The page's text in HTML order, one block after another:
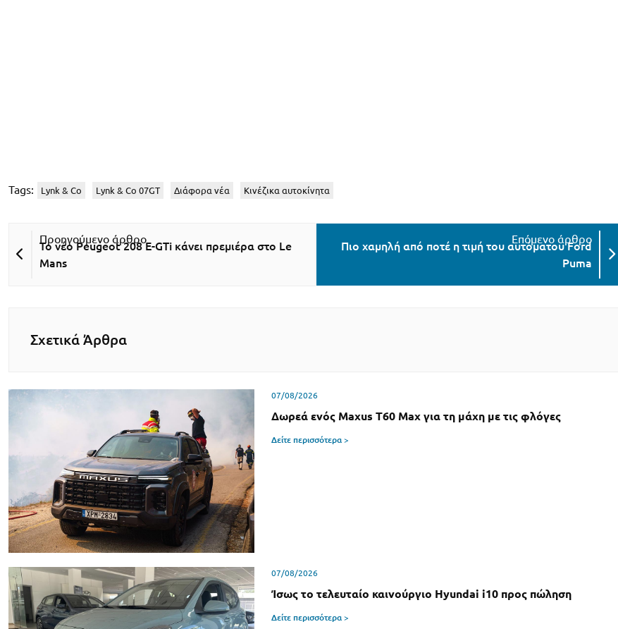
Tags: Lynk & Co Lynk & Co 07GT Διάφορα νέα Κινέζικα αυτοκίνητα
Το νέο Peugeot 208 E-GTi κάνει πρεμιέρα στο Le
Mans
Πιο χαμηλή από ποτέ η τιμή του αυτόματου Ford
Puma
Σχετικά Άρθρα
07/08/2026
Δωρεά ενός Maxus T60 Max για τη μάχη με τις φλόγες
Δείτε περισσότερα >
07/08/2026
Ίσως το τελευταίο καινούργιο Hyundai i10 προς πώληση
Δείτε περισσότερα >